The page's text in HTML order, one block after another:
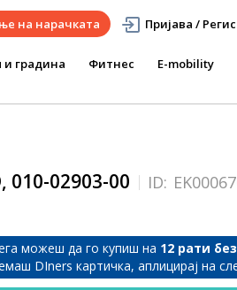
на нарачката Пријава /
градина Фитнес E-mobility
010-02903-00 ID:
можеш да го купиш на 12 рати
DIners картичка, аплицирај на